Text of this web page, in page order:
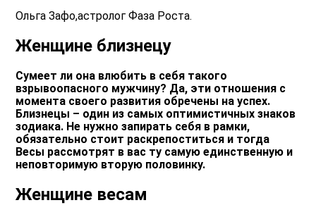
Ольга Зафо,астролог Фаза Роста.
Женщине близнецу
Сумеет ли она влюбить в себя такого
взрывоопасного мужчину? Да, эти отношения с
момента своего развития обречены на успех.
Близнецы – один из самых оптимистичных знаков
зодиака. Не нужно запирать себя в рамки,
обязательно стоит раскрепоститься и тогда
Весы рассмотрят в вас ту самую единственную и
неповторимую вторую половинку.
Женщине весам